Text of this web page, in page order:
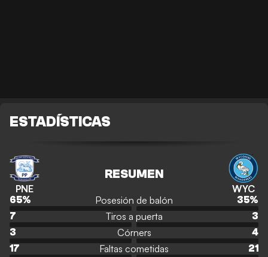
ESTADÍSTICAS
PNE
RESUMEN
WYC
65% Posesión de balón 35%
7
Tiros a puerta
3
3
Córners
4
17
Faltas cometidas 21